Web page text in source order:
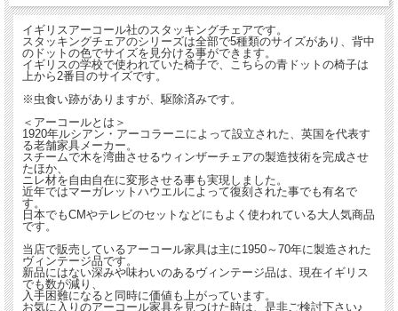
イギリスアーコール社のスタッキングチェアです。
スタッキングチェアのシリーズは全部で5種類のサイズがあり、背中
のドットの色でサイズを見分ける事ができます。
イギリスの学校で使われていた椅子で、こちらの青ドットの椅子は
上から2番目のサイズです。
※虫食い跡がありますが、駆除済みです。
＜アーコールとは＞
1920年ルシアン・アーコラーニによって設立された、英国を代表す
る老舗家具メーカー。
スチームで木を湾曲させるウィンザーチェアの製造技術を完成させ
たほか、
ニレ材を自由自在に変形させる事も実現しました。
近年ではマーガレットハウエルによって復刻された事でも有名で
す。
日本でもCMやテレビのセットなどにもよく使われている大人気商品
です。
当店で販売しているアーコール家具は主に1950～70年に製造された
ヴィンテージ品です。
新品にはない深みや味わいのあるヴィンテージ品は、現在イギリス
でも数が減り、
入手困難になると同時に価値も上がっています。
お気に入りのアーコール家具を見つけた時は、是非ご検討下さい♪